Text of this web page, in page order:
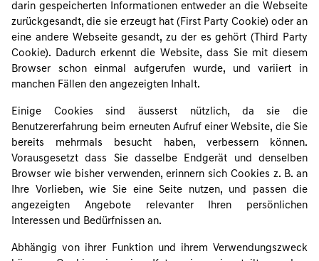
darin gespeicherten Informationen entweder an die Webseite
zurückgesandt, die sie erzeugt hat (First Party Cookie) oder an
eine andere Webseite gesandt, zu der es gehört (Third Party
Cookie). Dadurch erkennt die Website, dass Sie mit diesem
Browser schon einmal aufgerufen wurde, und variiert in
manchen Fällen den angezeigten Inhalt.
Einige Cookies sind äusserst nützlich, da sie die
Benutzererfahrung beim erneuten Aufruf einer Website, die Sie
bereits mehrmals besucht haben, verbessern können.
Vorausgesetzt dass Sie dasselbe Endgerät und denselben
Browser wie bisher verwenden, erinnern sich Cookies z. B. an
Ihre Vorlieben, wie Sie eine Seite nutzen, und passen die
angezeigten Angebote relevanter Ihren persönlichen
Interessen und Bedürfnissen an.
Abhängig von ihrer Funktion und ihrem Verwendungszweck